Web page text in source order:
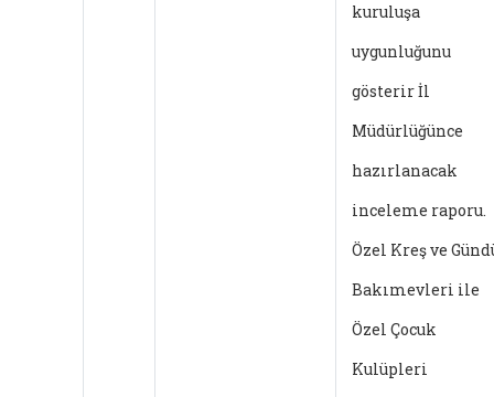
kuruluşa
uygunluğunu
gösterir İl
Müdürlüğünce
hazırlanacak
inceleme raporu.
Özel Kreş ve
Bakımevleri ile
Özel Çocuk
Kulüpleri